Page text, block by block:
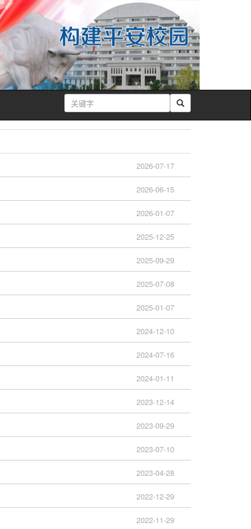
2026-07-17
2026-06-15
2026-01-07
2025-12-25
2025-09-29
2025-07-08
2025-01-07
2024-12-10
2024-07-16
2024-01-11
2023-12-14
2023-09-29
2023-07-10
2023-04-28
2022-12-29
2022-11-29